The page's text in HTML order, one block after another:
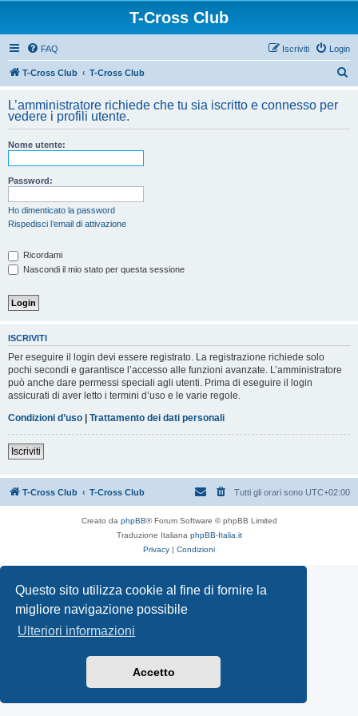
Questo sito utilizza cookie al fine di fornire la
migliore navigazione possibile
Ulteriori informazioni
Accetto
T-Cross Club
FAQ Login
Iscriviti
T-Cross Club T-Cross Club
c
L’amministratore richiede che tu sia iscritto e connesso per
vedere i profili utente.
Nome utente:
Password:
Ho dimenticato la password
Rispedisci l’email di attivazione
Ricordami
Nascondi il mio stato per questa sessione
ISCRIVITI
Per eseguire il login devi essere registrato. La registrazione richiede solo
pochi secondi e garantisce l’accesso alle funzioni avanzate. L’amministratore
può anche dare permessi speciali agli utenti. Prima di eseguire il login
assicurati di aver letto i termini d’uso e le varie regole.
Condizioni d’uso | Trattamento dei dati personali
Iscriviti
T-Cross Club T-Cross Club Tutti gli orari sono UTC+02:00
Creato da phpBB® Forum Software © phpBB Limited
Traduzione Italiana phpBB-Italia.it
Privacy | Condizioni